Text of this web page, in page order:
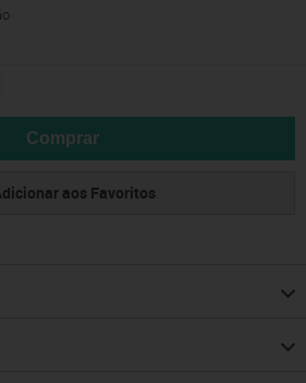
Comprar
aos Favoritos